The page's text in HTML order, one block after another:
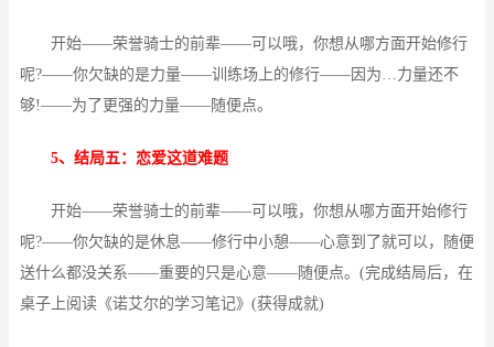
开始——荣誉骑士的前辈——可以哦，你想从哪方面开始修行
呢?——你欠缺的是力量——训练场上的修行——因为…力量还不
够!——为了更强的力量——随便点。
5、结局五：恋爱这道难题
开始——荣誉骑士的前辈——可以哦，你想从哪方面开始修行
呢?——你欠缺的是休息——修行中小憩——心意到了就可以，随便
送什么都没关系——重要的只是心意——随便点。(完成结局后，在
桌子上阅读《诺艾尔的学习笔记》(获得成就)